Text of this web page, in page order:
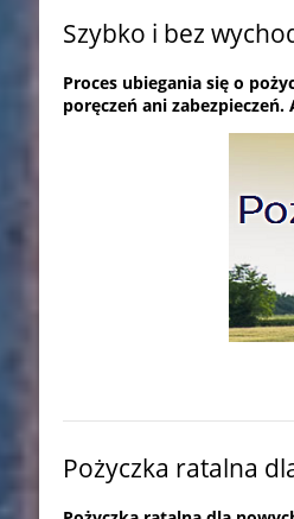
Szybko i bez
Proces ubiegania się o
poręczeń ani
Pożyczka ratalna